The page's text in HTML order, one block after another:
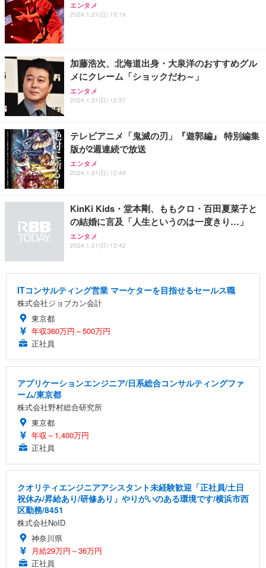
エンタメ
2024.1.21(日) 13:19
加藤浩次、北海道出身・大泉洋のおすすめグル
メにクレーム「ショックだわ～」
エンタメ
2024.1.21(日) 12:57
テレビアニメ「鬼滅の刃」『遊郭編』 特別編集
版が2週連続で放送
エンタメ
2024.1.21(日) 12:49
KinKi Kids・堂本剛、ももクロ・百田夏菜子と
の結婚に言及「人生というのは一度きり…」
エンタメ
2024.1.21(日) 12:42
ITコンサルティング営業 マーケターを目指せるセールス職
株式会社ジョブカン会計
東京都
年収360万円～500万円
正社員
アプリケーションエンジニア/日系総合コンサルティングファ
ーム/東京都
株式会社野村総合研究所
東京都
年収～1,400万円
正社員
クオリティエンジニアアシスタント未経験歓迎「正社員/土日
祝休み/昇給あり/研修あり」やりがいのある環境です/横浜市西
区勤務/8451
株式会社NoID
神奈川県
月給29万円～36万円
正社員